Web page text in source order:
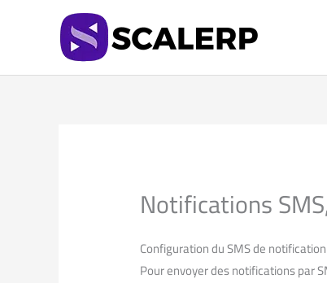
Notifications
Configuration du SMS de notification
Pour envoyer des notifications par